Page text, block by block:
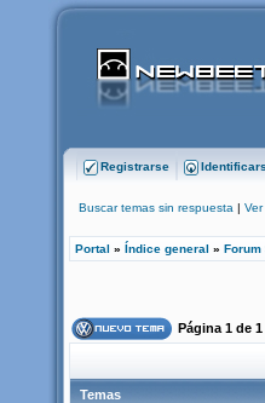
Registrarse
Buscar temas sin respuesta |
Portal » Índice general » Forum
Página 1 de 1
Temas